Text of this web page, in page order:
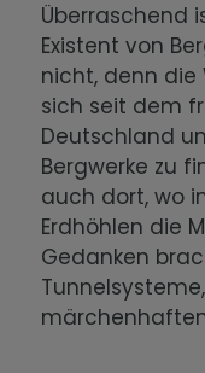
Überraschend
Existent von
nicht, denn
sich seit dem
Deutschland
Bergwerke zu
auch dort, wo
Erdhöhlen die
Gedanken